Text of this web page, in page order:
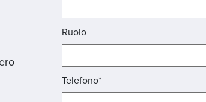
Ruolo
Telefono*